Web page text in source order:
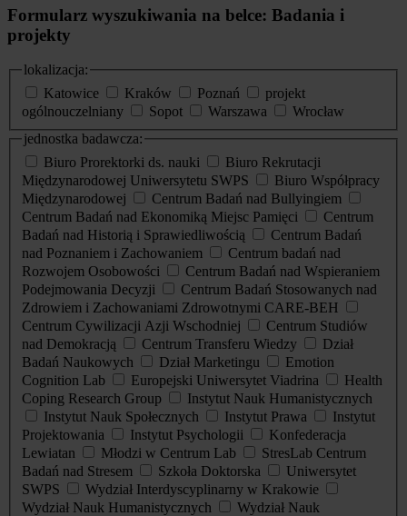
Formularz wyszukiwania na belce: Badania i
projekty
lokalizacja:
Katowice
Kraków Poznań
projekt
ogólnouczelniany
Sopot Warszawa
Wrocław
jednostka badawcza:
Biuro Prorektorki ds. nauki
Biuro Rekrutacji
Międzynarodowej Uniwersytetu SWPS
Biuro Współpracy
Międzynarodowej
Centrum Badań nad Bullyingiem
Centrum Badań nad Ekonomiką Miejsc Pamięci
Centrum
Badań nad Historią i Sprawiedliwością
Centrum Badań
nad Poznaniem i Zachowaniem
Centrum badań nad
Rozwojem Osobowości
Centrum Badań nad Wspieraniem
Podejmowania Decyzji
Centrum Badań Stosowanych nad
Zdrowiem i Zachowaniami Zdrowotnymi CARE-BEH
Centrum Cywilizacji Azji Wschodniej
Centrum Studiów
nad Demokracją
Centrum Transferu Wiedzy
Dział
Badań Naukowych
Dział Marketingu
Emotion
Cognition Lab
Europejski Uniwersytet Viadrina
Health
Coping Research Group
Instytut Nauk Humanistycznych
Instytut Nauk Społecznych
Instytut Prawa
Instytut
Projektowania
Instytut Psychologii
Konfederacja
Lewiatan
Młodzi w Centrum Lab
StresLab Centrum
Badań nad Stresem
Szkoła Doktorska
Uniwersytet
SWPS
Wydział Interdyscyplinarny w Krakowie
Wydział Nauk Humanistycznych
Wydział Nauk